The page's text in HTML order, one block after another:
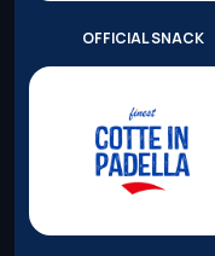
OFFICIAL SNACK